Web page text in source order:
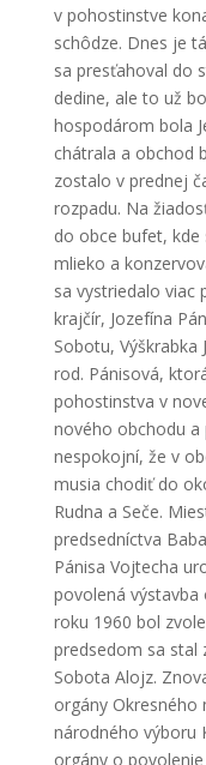
v pohostinstve
schôdze. Dnes je
sa presťahoval do
dedine, ale to už
hospodárom bola
chátrala a obchod
zostalo v prednej
rozpadu. Na
do obce bufet, kde
mlieko a
sa vystriedalo viac
krajčír, Jozefína
Sobotu, Výškrabka
rod. Pánisová,
pohostinstva v
nového obchodu a
nespokojní, že v
musia chodiť do
Rudna a Seče.
predsedníctva
Pánisa Vojtecha
povolená výstavba
roku 1960 bol
predsedom sa stal
Sobota Alojz.
orgány Okresného
národného výboru
orgány o